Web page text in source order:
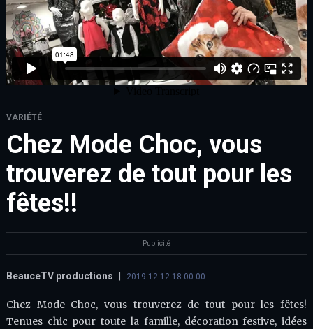
VARIÉTÉ
Chez Mode Choc, vous
trouverez de tout pour les
fêtes!!
Publicité
BeauceTV productions 2019-12-12 18:00:00
Chez Mode Choc, vous trouverez de tout pour les fêtes!
Tenues chic pour toute la famille, décoration festive, idées